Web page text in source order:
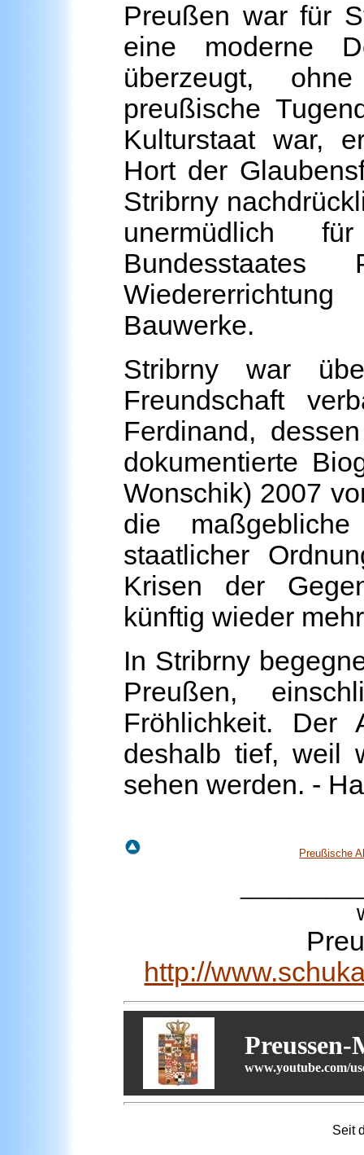
Preußen war für
eine moderne
überzeugt,
preußische
Kulturstaat war,
Hort der
Stribrny
unermüdlich
Bauwerke.
Stribrny war
Freundschaft
Ferdinand,
dokumentierte
Wonschik) 2007
die
staatlicher
Krisen der
künftig wieder
In Stribrny
Preußen,
Fröhlichkeit. Der
deshalb tief, weil
sehen werden. -
Preußische
http://
www.youtube.com/
Seit